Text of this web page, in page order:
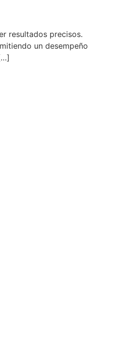
resultados precisos.
un desempeño